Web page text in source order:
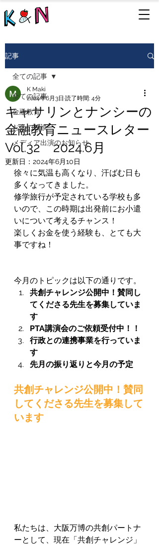
記事
全ての記事
金融教育
お金の相談
メディア出演のお知らせ
全ての記事
キャサリンとナンシーの
金融教育ニュースレター
Vol.32 2024.6月
K Maki
2024年6月3日 読了時間: 4分
更新日： 2024年6月10日
徐々に気温も高くなり、汗ばむ日も
多くなってきました。
修学旅行が予定されている学校も多
いので、この時期は出発前にお小遣
いについて考えるチャンス！
楽しくお金を使う経験も、とても大
事ですね！
今月のトピックは以下の通りです。
共創チャレンジ公開中！賛同し
てくださる先生を募集していま
す
PTA講演会のご依頼受付中！
！
行政との連携事業を行っていま
す
先月の振り返りと今月の予定
共創チャレンジ公開中！賛同
してくださる先生を募集して
います
私たちは、大阪万博の共創パートナ
ーとして、現在「共創チャレンジ」